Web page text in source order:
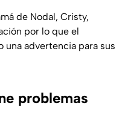
de Nodal, Cristy,
por lo que el
una advertencia para sus
problemas